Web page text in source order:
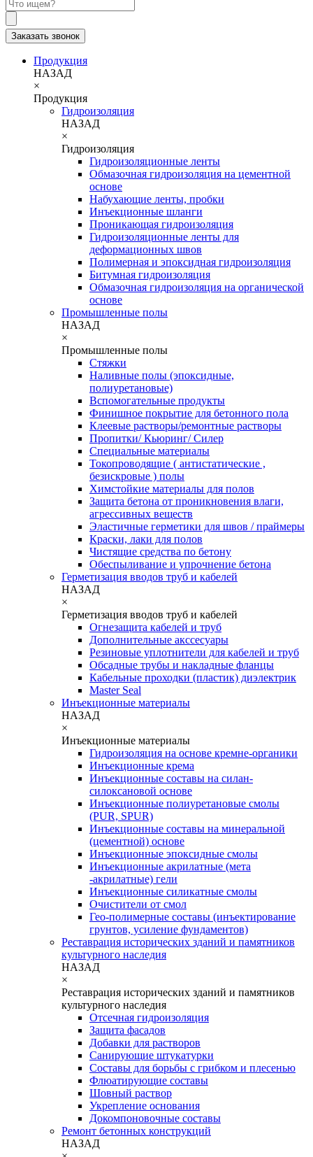
Заказать звонок
Продукция
НАЗАД
×
Продукция
Гидроизоляция
НАЗАД
×
Гидроизоляция
Гидроизоляционные ленты
Обмазочная гидроизоляция на цементной
основе
Набухающие ленты, пробки
Инъекционные шланги
Проникающая гидроизоляция
Гидроизоляционные ленты для
деформационных швов
Полимерная и эпоксидная гидроизоляция
Битумная гидроизоляция
Обмазочная гидроизоляция на органической
основе
Промышленные полы
НАЗАД
×
Промышленные полы
Стяжки
Наливные полы (эпоксидные,
полиуретановые)
Вспомогательные продукты
Финишное покрытие для бетонного пола
Клеевые растворы/ремонтные растворы
Пропитки/ Кьюринг/ Силер
Специальные материалы
Токопроводящие ( антистатические ,
безискровые ) полы
Химстойкие материалы для полов
Защита бетона от проникновения влаги,
агрессивных веществ
Эластичные герметики для швов / праймеры
Краски, лаки для полов
Чистящие средства по бетону
Обеспыливание и упрочнение бетона
Герметизация вводов труб и кабелей
НАЗАД
×
Герметизация вводов труб и кабелей
Огнезащита кабелей и труб
Дополнительные акссесуары
Резиновые уплотнители для кабелей и труб
Обсадные трубы и накладные фланцы
Кабельные проходки (пластик) диэлектрик
Master Seal
Инъекционные материалы
НАЗАД
×
Инъекционные материалы
Гидроизоляция на основе кремне-органики
Инъекционные крема
Инъекционные составы на силан-
силоксановой основе
Инъекционные полиуретановые смолы
(PUR, SPUR)
Инъекционные составы на минеральной
(цементной) основе
Инъекционные эпоксидные смолы
Инъекционные акрилатные (мета
-акрилатные) гели
Инъекционные силикатные смолы
Очистители от смол
Гео-полимерные составы (инъектирование
грунтов, усиление фундаментов)
Реставрация исторических зданий и памятников
культурного наследия
НАЗАД
×
Реставрация исторических зданий и памятников
культурного наследия
Отсечная гидроизоляция
Защита фасадов
Добавки для растворов
Санирующие штукатурки
Составы для борьбы с грибком и плесенью
Флюатирующие составы
Шовный раствор
Укрепление основания
Докомпоновочные составы
Ремонт бетонных конструкций
НАЗАД